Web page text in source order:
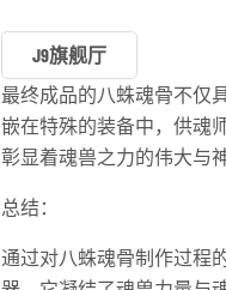
J9旗舰厅
最终成品的八蛛魂骨不仅
嵌在特殊的装备中，供魂
彰显着魂兽之力的伟大与神
总结：
通过对八蛛魂骨制作过程